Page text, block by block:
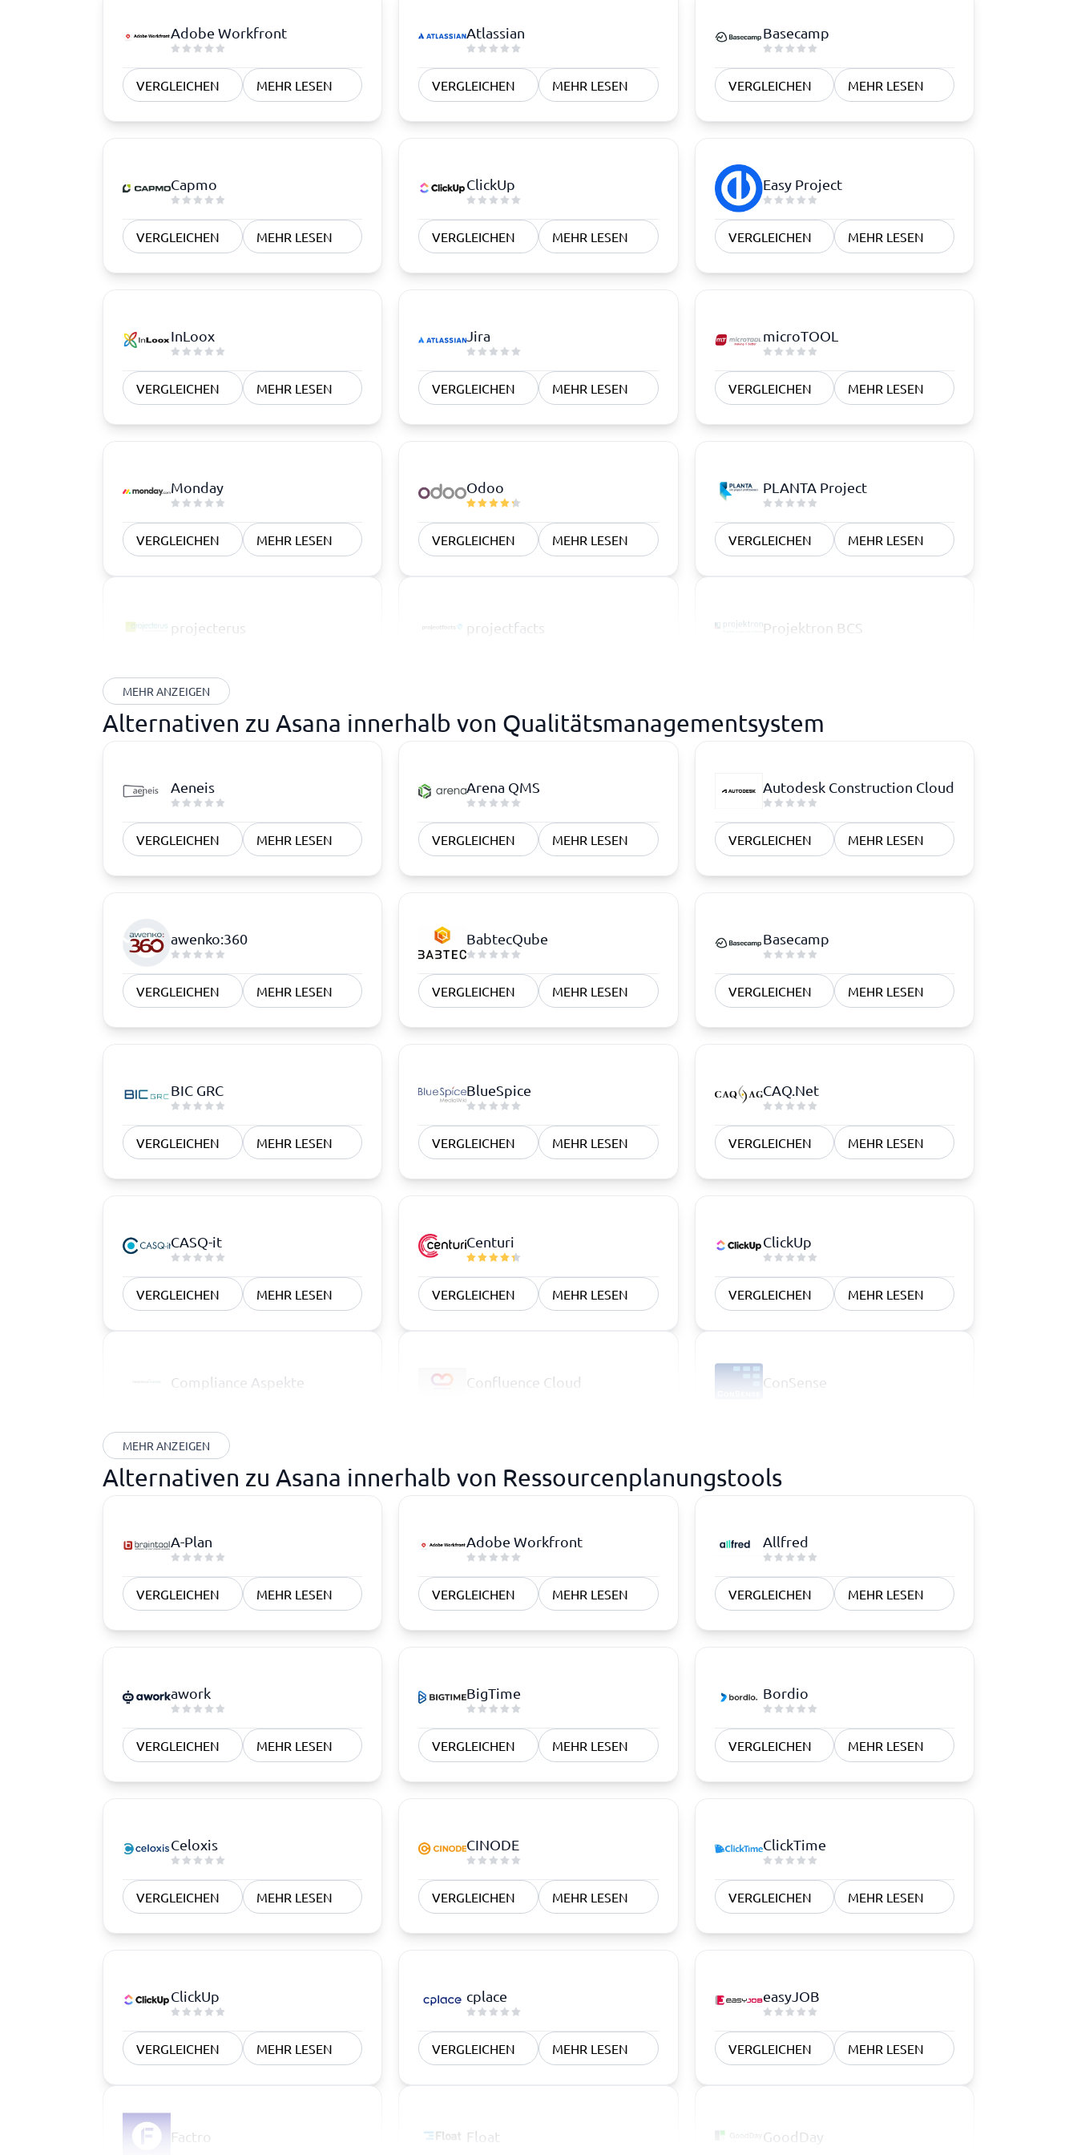
Adobe Workfront
VERGLEICHEN MEHR LESEN
Atlassian
VERGLEICHEN MEHR LESEN
Basecamp
VERGLEICHEN MEHR LESEN
Capmo
VERGLEICHEN MEHR LESEN
ClickUp
VERGLEICHEN MEHR LESEN
Easy Project
VERGLEICHEN MEHR LESEN
InLoox
VERGLEICHEN MEHR LESEN
Jira
VERGLEICHEN MEHR LESEN
microTOOL
VERGLEICHEN MEHR LESEN
Monday
VERGLEICHEN MEHR LESEN
Odoo
VERGLEICHEN MEHR LESEN
PLANTA Project
VERGLEICHEN MEHR LESEN
projecterus projectfacts Projektron BCS
MEHR ANZEIGEN
Alternativen zu Asana innerhalb von Qualitätsmanagementsystem
Aeneis
VERGLEICHEN MEHR LESEN
Arena QMS
VERGLEICHEN MEHR LESEN
Autodesk Construction Cloud
VERGLEICHEN MEHR LESEN
awenko:360
VERGLEICHEN MEHR LESEN
BabtecQube
VERGLEICHEN MEHR LESEN
Basecamp
VERGLEICHEN MEHR LESEN
BIC GRC
VERGLEICHEN MEHR LESEN
BlueSpice
VERGLEICHEN MEHR LESEN
CAQ.Net
VERGLEICHEN MEHR LESEN
CASQ-it
VERGLEICHEN MEHR LESEN
Centuri
VERGLEICHEN MEHR LESEN
ClickUp
VERGLEICHEN MEHR LESEN
Compliance Aspekte Confluence Cloud ConSense
MEHR ANZEIGEN
Alternativen zu Asana innerhalb von Ressourcenplanungstools
A-Plan
VERGLEICHEN MEHR LESEN
Adobe Workfront
VERGLEICHEN MEHR LESEN
Allfred
VERGLEICHEN MEHR LESEN
awork
VERGLEICHEN MEHR LESEN
BigTime
VERGLEICHEN MEHR LESEN
Bordio
VERGLEICHEN MEHR LESEN
Celoxis
VERGLEICHEN MEHR LESEN
CINODE
VERGLEICHEN MEHR LESEN
ClickTime
VERGLEICHEN MEHR LESEN
ClickUp
VERGLEICHEN MEHR LESEN
cplace
VERGLEICHEN MEHR LESEN
easyJOB
VERGLEICHEN MEHR LESEN
Factro Float GoodDay